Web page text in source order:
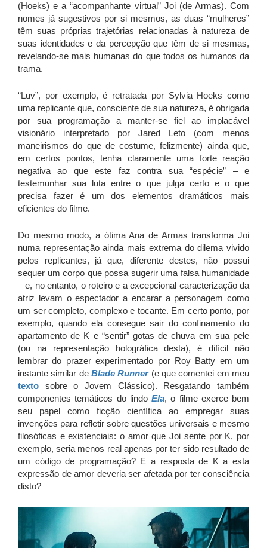
(Hoeks) e a “acompanhante virtual” Joi (de Armas). Com
nomes já sugestivos por si mesmos, as duas “mulheres”
têm suas próprias trajetórias relacionadas à natureza de
suas identidades e da percepção que têm de si mesmas,
revelando-se mais humanas do que todos os humanos da
trama.
“Luv”, por exemplo, é retratada por Sylvia Hoeks como
uma replicante que, consciente de sua natureza, é obrigada
por sua programação a manter-se fiel ao implacável
visionário interpretado por Jared Leto (com menos
maneirismos do que de costume, felizmente) ainda que,
em certos pontos, tenha claramente uma forte reação
negativa ao que este faz contra sua “espécie” – e
testemunhar sua luta entre o que julga certo e o que
precisa fazer é um dos elementos dramáticos mais
eficientes do filme.
Do mesmo modo, a ótima Ana de Armas transforma Joi
numa representação ainda mais extrema do dilema vivido
pelos replicantes, já que, diferente destes, não possui
sequer um corpo que possa sugerir uma falsa humanidade
– e, no entanto, o roteiro e a excepcional caracterização da
atriz levam o espectador a encarar a personagem como
um ser completo, complexo e tocante. Em certo ponto, por
exemplo, quando ela consegue sair do confinamento do
apartamento de K e “sentir” gotas de chuva em sua pele
(ou na representação holográfica desta), é difícil não
lembrar do prazer experimentado por Roy Batty em um
instante similar de Blade Runner(e que comentei em meu
texto sobre o Jovem Clássico). Resgatando também
componentes temáticos do lindo Ela, o filme exerce bem
seu papel como ficção científica ao empregar suas
invenções para refletir sobre questões universais e mesmo
filosóficas e existenciais: o amor que Joi sente por K, por
exemplo, seria menos real apenas por ter sido resultado de
um código de programação? E a resposta de K a esta
expressão de amor deveria ser afetada por ter consciência
disto?